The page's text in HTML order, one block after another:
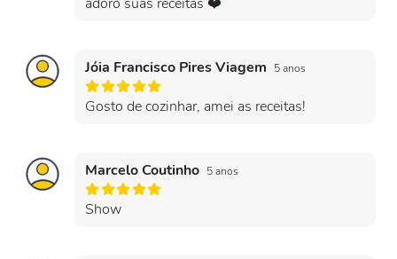
Jóia Francisco Pires Viagem 5 anos
Gosto de cozinhar, amei as receitas!
Marcelo Coutinho 5 anos
Show